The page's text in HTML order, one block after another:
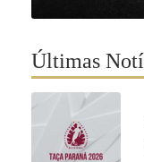
Últimas